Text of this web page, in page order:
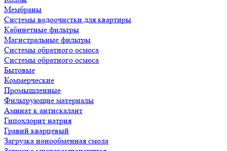
Мембраны
Системы водоочистки для квартиры
Кабинетные фильтры
Магистральные фильтры
Системы обратного осмоса
Системы обратного осмоса
Бытовые
Коммерческие
Промышленные
Фильтрующие материалы
Аминат к антискалант
Гипохлорит натрия
Гравий кварцевый
Загрузка ионообменная смола